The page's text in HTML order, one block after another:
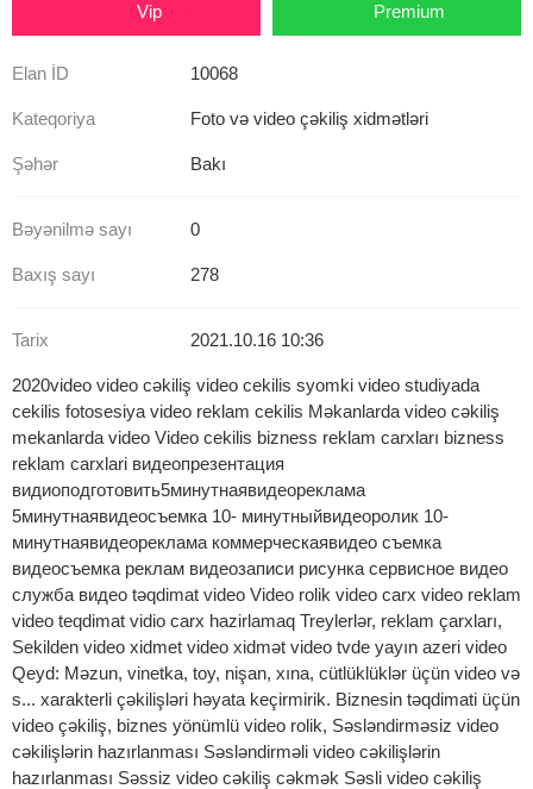
Vip Premium
Elan İD 10068
Kateqoriya Foto və video çəkiliş xidmətləri
Şəhər Bakı
Bəyənilmə sayı 0
Baxış sayı 278
Tarix 2021.10.16 10:36
2020video video cəkiliş video cekilis syomki video studiyada
cekilis fotosesiya video reklam cekilis Məkanlarda video cəkiliş
mekanlarda video Video cekilis bizness reklam carxları bizness
reklam carxlari видеопрезентация
видиоподготовить5минутнаявидеореклама
5минутнаявидеосъемка 10- минутныйвидеоролик 10-
минутнаявидеореклама коммерческаявидео съемка
видеосъемка реклам видеозаписи рисунка сервисное видео
служба видео təqdimat video Video rolik video carx video reklam
video teqdimat vidio carx hazirlamaq Treylerlər, reklam çarxları,
Sekilden video xidmet video xidmət video tvde yayın azeri video
Qeyd: Məzun, vinetka, toy, nişan, xına, cütlüklüklər üçün video və
s... xarakterli çəkilişləri həyata keçirmirik. Biznesin təqdimati üçün
video çəkiliş, biznes yönümlü video rolik, Səsləndirməsiz video
cəkilişlərin hazırlanması Səsləndirməli video cəkilişlərin
hazırlanması Səssiz video cəkiliş cəkmək Səsli video cəkiliş